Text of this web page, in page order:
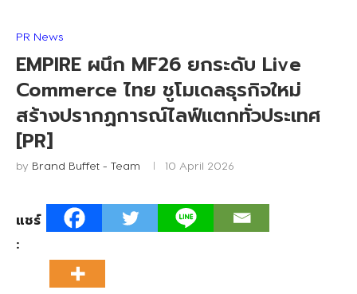
PR News
EMPIRE ผนึก MF26 ยกระดับ Live
Commerce ไทย ชูโมเดลธุรกิจใหม่
สร้างปรากฏการณ์ไลฟ์แตกทั่วประเทศ
[PR]
by Brand Buffet - Team 10 April 2026
แชร์
: